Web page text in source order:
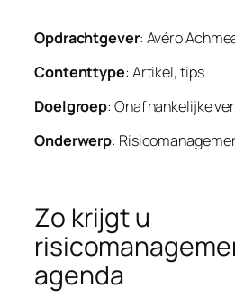
Opdrachtgever: Avéro
Contenttype: Artikel, tips
Doelgroep: Onafhankelijke
Onderwerp:
Zo krijgt u
agenda